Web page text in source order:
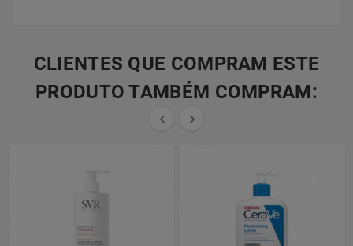
CLIENTES QUE COMPRAM ESTE
PRODUTO TAMBÉM COMPRAM:
 